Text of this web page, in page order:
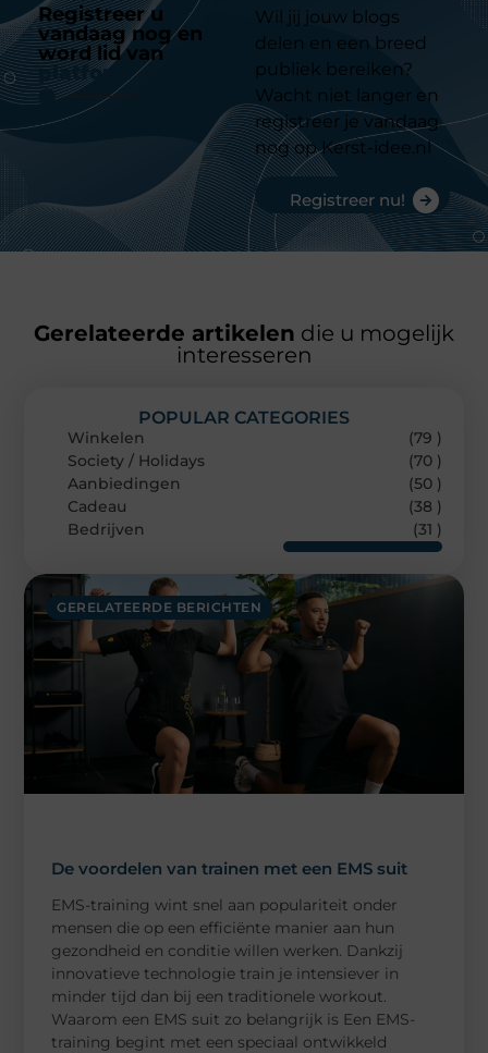
Registreer u
vandaag nog en
word lid van
platform
Wil jij jouw blogs
delen en een breed
publiek bereiken?
Wacht niet langer en
registreer je vandaag
nog op Kerst-idee.nl
Registreer nu!
Gerelateerde artikelen die u mogelijk
interesseren
GERELATEERDE BERICHTEN
De voordelen van trainen met een EMS suit
EMS-training wint snel aan populariteit onder
mensen die op een efficiënte manier aan hun
gezondheid en conditie willen werken. Dankzij
innovatieve technologie train je intensiever in
minder tijd dan bij een traditionele workout.
Waarom een EMS suit zo belangrijk is Een EMS-
training begint met een speciaal ontwikkeld
POPULAR CATEGORIES
Winkelen
(79 )
Society / Holidays
(70 )
Aanbiedingen
(50 )
Cadeau
(38 )
Bedrijven
(31 )